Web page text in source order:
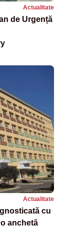
Actualitate
de Urgență
Actualitate
cu
anchetă